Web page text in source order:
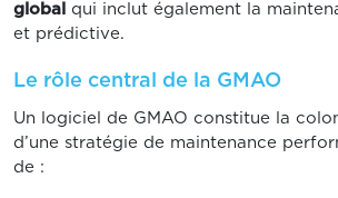
global
qui inclut également la
et prédictive.
Le rôle central de la GMAO
Un logiciel de GMAO constitue la
d’une stratégie de maintenance
de :